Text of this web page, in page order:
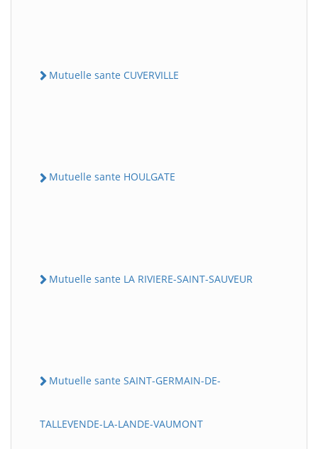
Mutuelle sante CUVERVILLE
Mutuelle sante HOULGATE
Mutuelle sante LA RIVIERE-SAINT-SAUVEUR
Mutuelle sante SAINT-GERMAIN-DE-
TALLEVENDE-LA-LANDE-VAUMONT